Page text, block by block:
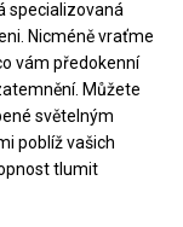
specializovaná
Nicméně vraťme
vám předokenní
Můžete
světelným
poblíž vašich
tlumit